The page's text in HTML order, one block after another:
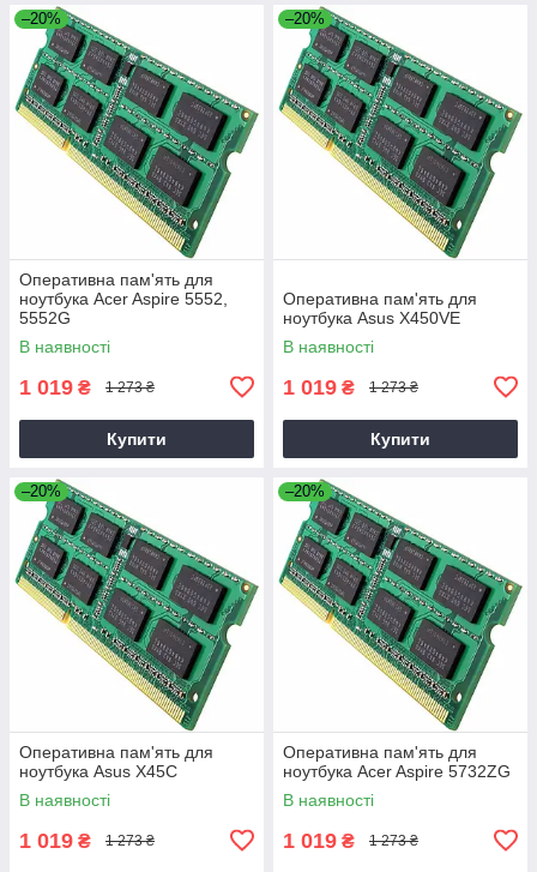
–20%
Оперативна пам'ять для
ноутбука Acer Aspire 5552,
5552G
В наявності
1 019 ₴ 1 273 ₴
Купити
–20%
Оперативна пам'ять для
ноутбука Asus X450VE
В наявності
1 019 ₴ 1 273 ₴
Купити
–20%
Оперативна пам'ять для
ноутбука Asus X45C
В наявності
1 019 ₴ 1 273 ₴
–20%
Оперативна пам'ять для
ноутбука Acer Aspire 5732ZG
В наявності
1 019 ₴ 1 273 ₴